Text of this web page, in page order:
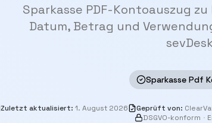
Sparkasse PDF-Kontoauszug
Datum, Betrag und
Sparkasse Pdf
Zuletzt aktualisiert: 1. August 2026 Geprüft von:
DSGVO-konform ·